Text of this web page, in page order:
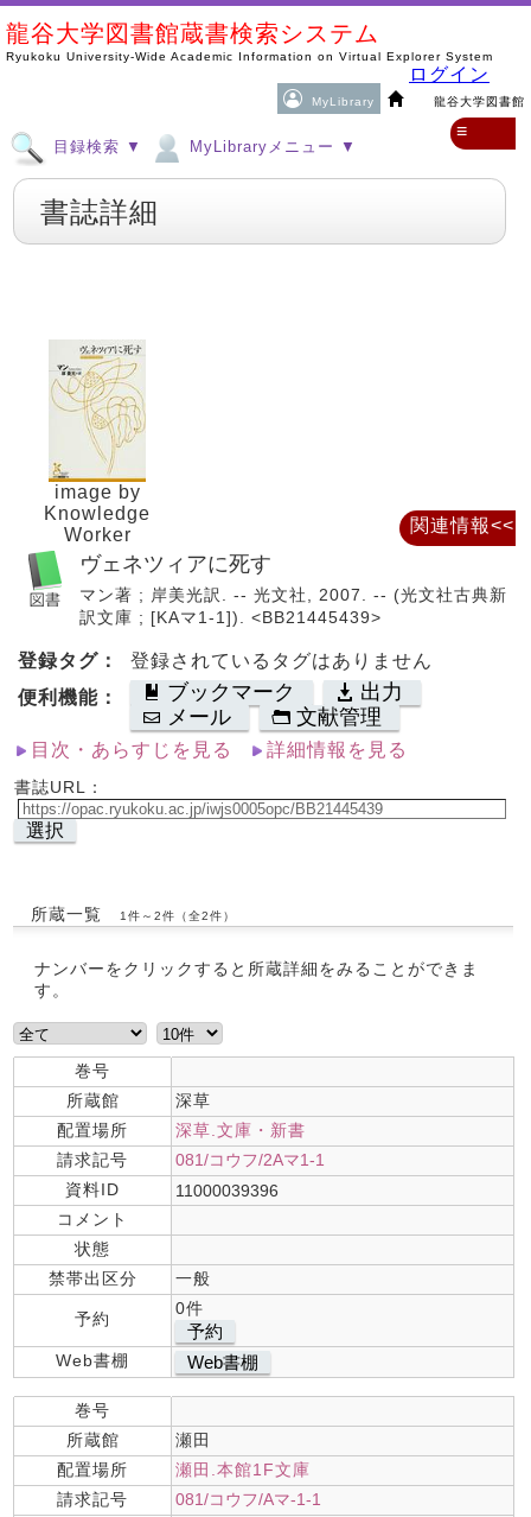
龍谷大学図書館蔵書検索システム
Ryukoku University-Wide Academic Information on Virtual Explorer System
MyLibrary 龍谷大学図書館
ログイン
目録検索 ▼ MyLibraryメニュー ▼
≡
書誌詳細
image by
Knowledge
Worker
ヴェネツィアに死す
マン著 ; 岸美光訳. -- 光文社, 2007. -- (光文社古典新
訳文庫 ; [KAマ1-1]). <BB21445439>
登録タグ：
登録されているタグはありません
便利機能：
ブックマーク
出力
メール
文献管理
目次・あらすじを見る 詳細情報を見る
書誌URL：
選択
所蔵一覧 1件～2件（全2件）
ナンバーをクリックすると所蔵詳細をみることができま
す。
巻号
所蔵館
深草
配置場所
深草.文庫・新書
請求記号
081/コウフ/2Aマ1-1
資料ID
11000039396
コメント
状態
禁帯出区分
一般
予約
0件
予約
Web書棚 Web書棚
巻号
所蔵館
瀬田
配置場所
瀬田.本館1F文庫
請求記号
081/コウフ/Aマ-1-1
関連情報<<